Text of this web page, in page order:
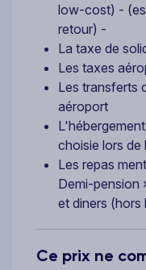
low-cost) -
retour) -
La taxe de
Les taxes
Les transferts
aéroport
choisie lors de
Les repas
Demi-pension
et diners (hors
Ce prix ne